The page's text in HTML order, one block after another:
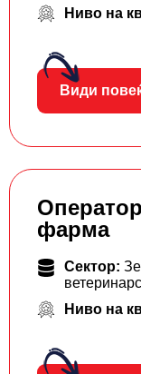
Ниво на
Види
фарма
Сектор:
Ниво на